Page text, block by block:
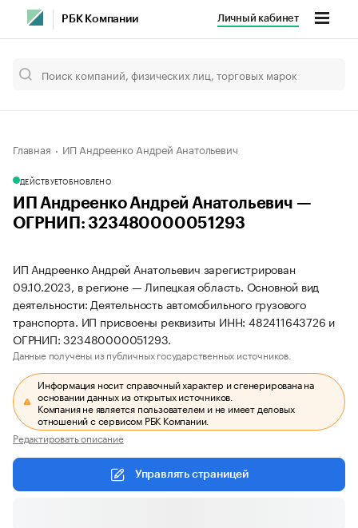
РБК Компании Личный кабинет
Главная ИП Андреенко Андрей Анатольевич
ДЕЙСТВУЕТОБНОВЛЕНО
ИП Андреенко Андрей Анатольевич —
ОГРНИП: 323480000051293
ИП Андреенко Андрей Анатольевич зарегистрирован
09.10.2023, в регионе — Липецкая область. Основной вид
деятельности: Деятельность автомобильного грузового
транспорта. ИП присвоены реквизиты ИНН: 482411643726 и
ОГРНИП: 323480000051293.
Данные получены из публичных государственных источников.
Информация носит справочный характер и сгенерирована на
основании данных из открытых источников.
Компания не является пользователем и не имеет деловых
отношений с сервисом РБК Компании.
Редактировать описание
Управлять страницей